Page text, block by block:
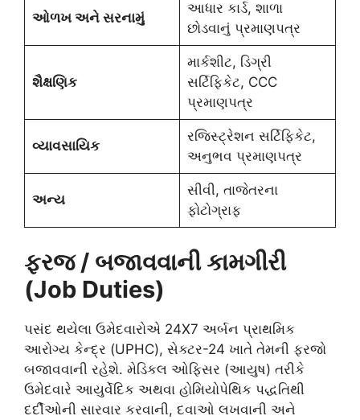
ઓળખ અને સરનામું
આધાર કાર્ડ, શાળા
છોડવાનું પ્રમાણપત્ર
શૈક્ષણિક
માર્કશીટ, ડિગ્રી
સર્ટિફિકેટ, CCC
પ્રમાણપત્ર
વ્યાવસાયિક
રજિસ્ટ્રેશન સર્ટિફિકેટ,
અનુભવ પ્રમાણપત્ર
અન્ય
સીવી, તાજેતરના
ફોટોગ્રાફ
ફરજ / બજાવવાની કામગીરી
(Job Duties)
પસંદ થયેલા ઉમેદવારોએ 24X7 અર્બન પ્રાથમિક
આરોગ્ય કેન્દ્ર (UPHC), સેક્ટર-24 ખાતે તેમની ફરજો
બજાવવાની રહેશે. મેડિકલ ઓફિસર (આયુષ) તરીકે
ઉમેદવારે આયુર્વેદિક અથવા હોમિયોપેથિક પદ્ધતિથી
દર્દીઓની સારવાર કરવાની, દવાઓ લખવાની અને